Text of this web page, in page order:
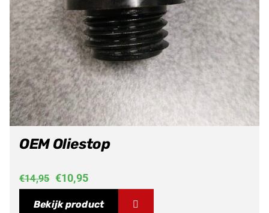
OEM Oliestop
€14,95 Oorspronkelijke
prijs
€10,95Huidige
prijs
Bekijk product